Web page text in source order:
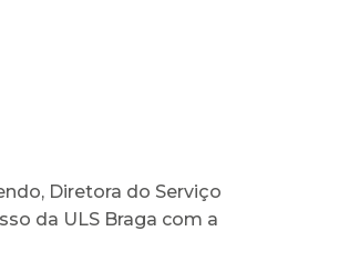
Diretora do Serviço
da ULS Braga com a